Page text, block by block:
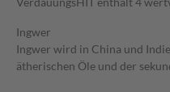
Ingwer
Ingwer wird in China und
ätherischen Öle und der